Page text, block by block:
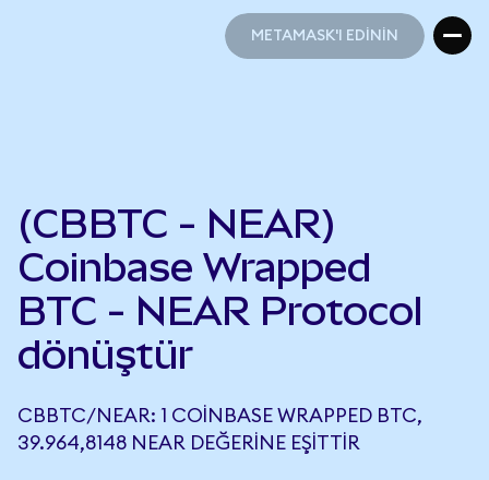
METAMASK'I EDİNİN
(CBBTC - NEAR)
Coinbase Wrapped
BTC - NEAR Protocol
dönüştür
CBBTC/NEAR: 1 COINBASE WRAPPED BTC,
39.964,8148 NEAR DEĞERINE EŞITTIR